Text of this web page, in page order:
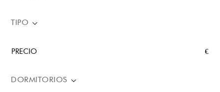
TIPO
PRECIO €
DORMITORIOS